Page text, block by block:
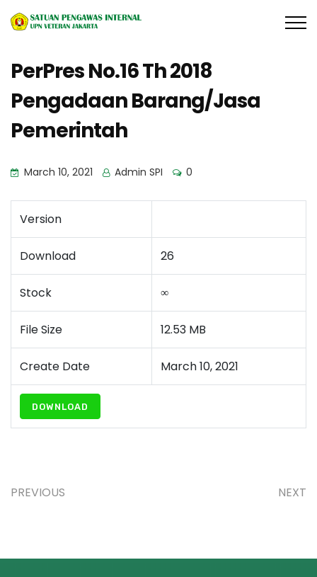
PerPres No.16 Th 2018
Pengadaan Barang/Jasa
Pemerintah
March 10, 2021 Admin SPI 0
Version
Download 26
Stock ∞
File Size 12.53 MB
Create Date March 10, 2021
DOWNLOAD
PREVIOUS NEXT